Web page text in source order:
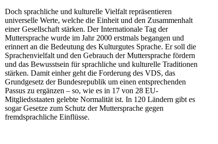
Doch sprachliche und kulturelle Vielfalt repräsentieren
universelle Werte, welche die Einheit und den Zusammenhalt
einer Gesellschaft stärken. Der Internationale Tag der
Muttersprache wurde im Jahr 2000 erstmals begangen und
erinnert an die Bedeutung des Kulturgutes Sprache. Er soll die
Sprachenvielfalt und den Gebrauch der Muttersprache fördern
und das Bewusstsein für sprachliche und kulturelle Traditionen
stärken. Damit einher geht die Forderung des VDS, das
Grundgesetz der Bundesrepublik um einen entsprechenden
Passus zu ergänzen – so, wie es in 17 von 28 EU-
Mitgliedsstaaten gelebte Normalität ist. In 120 Ländern gibt es
sogar Gesetze zum Schutz der Muttersprache gegen
fremdsprachliche Einflüsse.